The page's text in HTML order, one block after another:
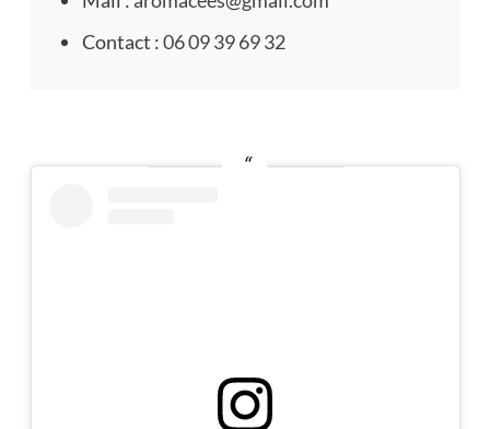
Contact :06 09 39 69 32